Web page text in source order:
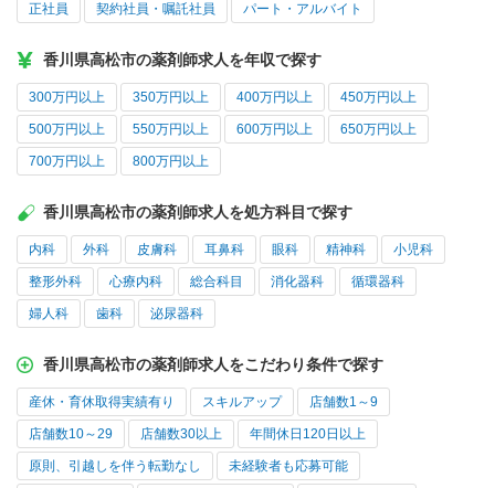
正社員 契約社員・嘱託社員 パート・アルバイト
香川県高松市の薬剤師求人を年収で探す
300万円以上 350万円以上 400万円以上 450万円以上
500万円以上 550万円以上 600万円以上 650万円以上
700万円以上 800万円以上
香川県高松市の薬剤師求人を処方科目で探す
内科 外科 皮膚科 耳鼻科 眼科 精神科 小児科
整形外科 心療内科 総合科目 消化器科 循環器科
婦人科 歯科 泌尿器科
香川県高松市の薬剤師求人をこだわり条件で探す
産休・育休取得実績有り スキルアップ 店舗数1～9
店舗数10～29 店舗数30以上 年間休日120日以上
原則、引越しを伴う転勤なし 未経験者も応募可能